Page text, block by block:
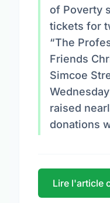
of Poverty
tickets for
“The
Friends
Simcoe
raised
donations
Lire l'article